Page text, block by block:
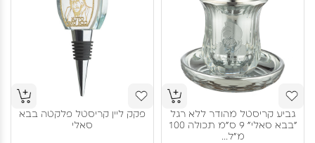
גביע קריסטל מהודר ללא רגל
"בבא סאלי" 9 ס"מ תכולה 100
מ"ל...
פקק ליין קריסטל פלקטה בבא
סאלי